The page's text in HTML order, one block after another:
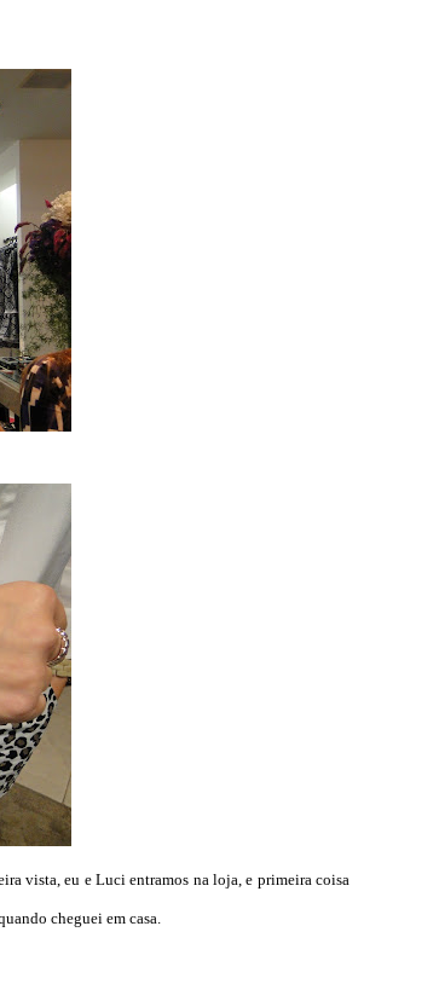
vista, eu e Luci entramos na loja, e primeira coisa
cheguei em casa.